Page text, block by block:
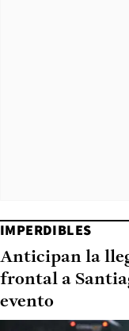
IMPERDIBLES
Anticipan la
frontal a
evento